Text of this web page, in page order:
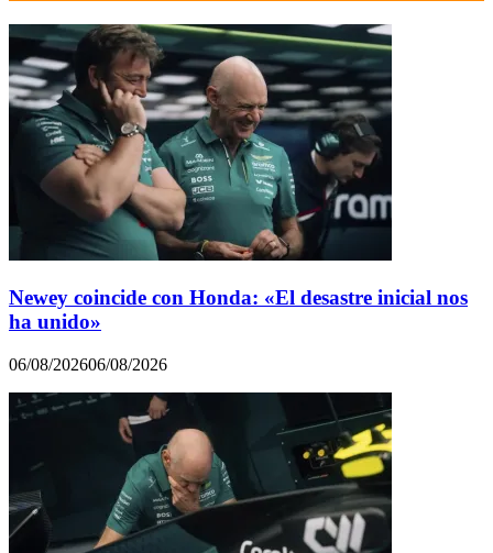
Newey coincide con Honda: «El desastre inicial nos
ha unido»
06/08/202606/08/2026